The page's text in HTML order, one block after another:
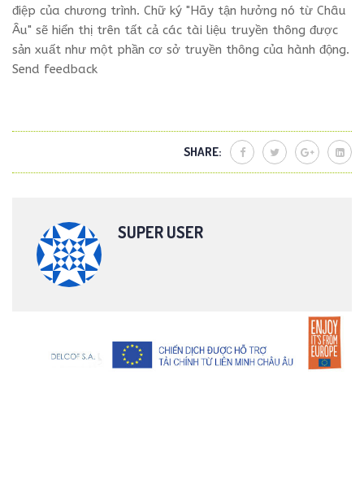
điệp của chương trình. Chữ ký "Hãy tận hưởng nó từ Châu
Âu" sẽ hiển thị trên tất cả các tài liệu truyền thông được
sản xuất như một phần cơ sở truyền thông của hành động.
Send feedback
SHARE:
SUPER USER